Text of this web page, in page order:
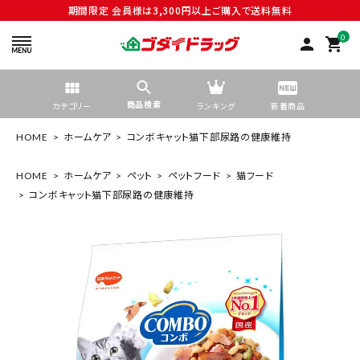
期間限定 会員様は3,300円以上ご購入で送料無料
person 0
shopping_cart
カテゴリー 商品検索 ランキング 新着商品
絞り込んで検索する
ACCOUNT MENU
ようこそ ゲスト 様
HOME ホームケア コンボキャット猫下部尿路の健康維持
HOME ホームケア ペット ペットフード
猫フード
コンボキャット猫下部尿路の健康維持